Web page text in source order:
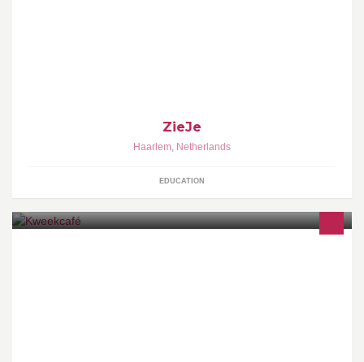
ZieJe
Haarlem, Netherlands
EDUCATION